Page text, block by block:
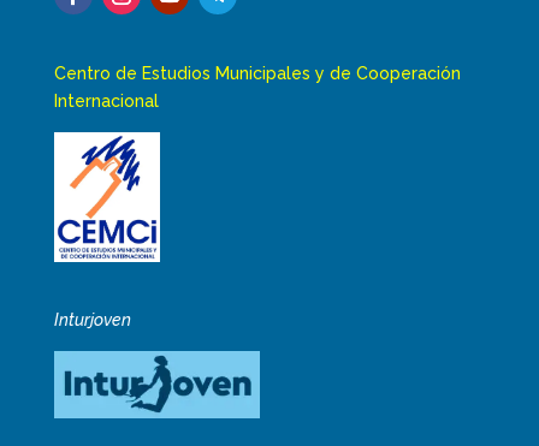
Centro de Estudios Municipales y de Cooperación
Internacional
Inturjoven